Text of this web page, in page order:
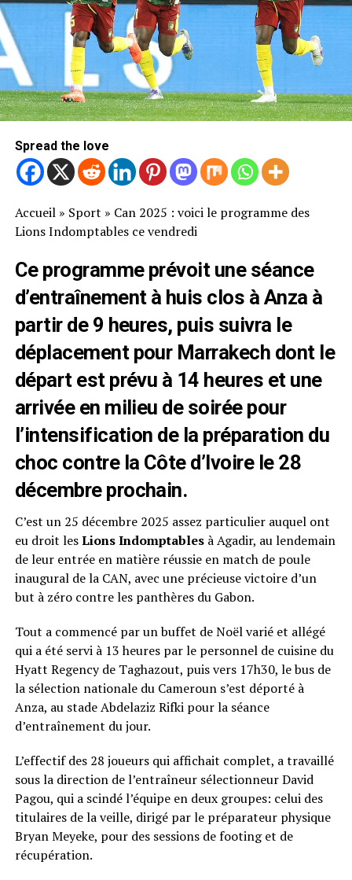
Spread the love
Accueil» Sport » Can 2025 : voici le programme des
Lions Indomptables ce vendredi
Ce programme prévoit une séance
d’entraînement à huis clos à Anza à
partir de 9 heures, puis suivra le
déplacement pour Marrakech dont le
départ est prévu à 14 heures et une
arrivée en milieu de soirée pour
l’intensification de la préparation du
choc contre la Côte d’Ivoire le 28
décembre prochain.
C’est un 25 décembre 2025 assez particulier auquel ont
eu droit lesLions Indomptablesà Agadir, au lendemain
de leur entrée en matière réussie en match de poule
inaugural de la CAN, avec une précieuse victoire d’un
but à zéro contre les panthères du Gabon.
Tout a commencé par un buffet de Noël varié et allégé
qui a été servi à 13 heures par le personnel de cuisine du
Hyatt Regency de Taghazout, puis vers 17h30, le bus de
la sélection nationale du Cameroun s’est déporté à
Anza, au stade Abdelaziz Rifki pour la séance
d’entraînement du jour.
L’effectif des 28 joueurs qui affichait complet, a travaillé
sous la direction de l’entraîneur sélectionneur David
Pagou, qui a scindé l’équipe en deux groupes: celui des
titulaires de la veille, dirigé par le préparateur physique
Bryan Meyeke, pour des sessions de footing et de
récupération.